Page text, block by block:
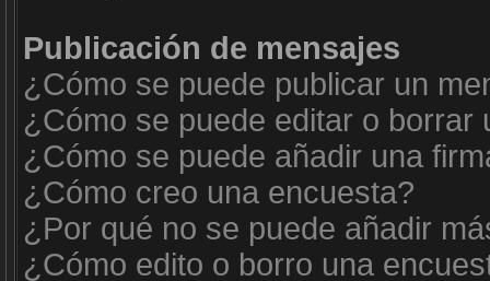
Publicación de mensajes
¿Cómo se puede publicar un
¿Cómo se puede editar o borrar
¿Cómo se puede añadir una
¿Cómo creo una encuesta?
¿Por qué no se puede añadir
¿Cómo edito o borro una